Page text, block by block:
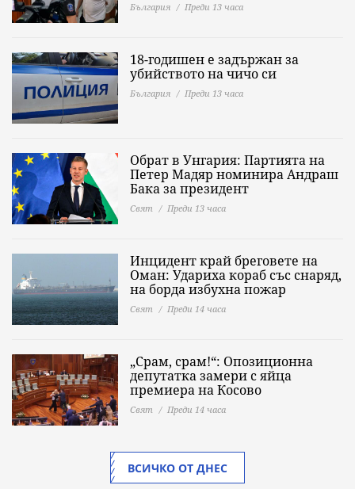
България Преди 13 часа
18-годишен е задържан за
убийството на чичо си
България Преди 13 часа
Обрат в Унгария: Партията на
Петер Мадяр номинира Андраш
Бака за президент
Свят Преди 13 часа
Инцидент край бреговете на
Оман: Удариха кораб със снаряд,
на борда избухна пожар
Свят Преди 14 часа
„Срам, срам!“: Опозиционна
депутатка замери с яйца
премиера на Косово
Свят Преди 14 часа
ВСИЧКО ОТ ДНЕС